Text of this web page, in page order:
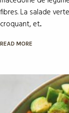
READ MORE